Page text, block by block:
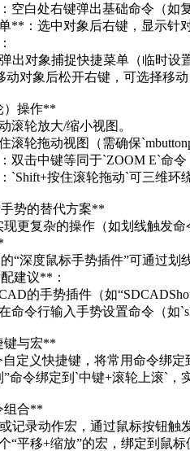
空白处右键弹出基础命令（如
**：选中对象后右键，显示针
出对象捕捉快捷菜单（临时设
动对象后松开右键，可选择移动
）操作**
滚轮放大/缩小视图。
轮拖动视图（需确保
双击中键等同于`ZOOM E`命令
`Shift+按住滚轮拖动`可三维环
势的替代方案**
更复杂的操作（如划线触发命
“深度鼠标手势插件”可通过划
建议**：
的手势插件（如
命令行输入手势设置命令（如
键与宏**
定义快捷键，将常用命令绑定
命令绑定到`中键+滚轮上滚`，
组合**
记录动作宏，通过鼠标按钮触
“平移+缩放”的宏，绑定到鼠标